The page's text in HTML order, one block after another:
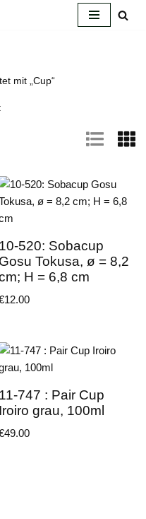
mit „Cup“
10-520: Sobacup
Gosu Tokusa, ø = 8,2
H = 6,8 cm
12.00
11-747 : Pair Cup
Iroiro grau, 100ml
49.00